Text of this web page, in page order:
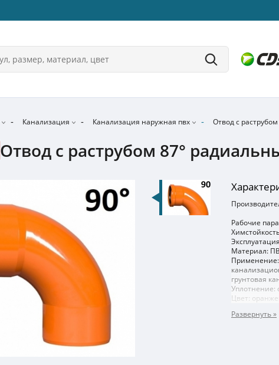
Канализация Канализация наружная пвх Отвод с
Отвод с раструбом 87°
Рабочие
Материал:
Применение:
грунтовая
Уплотнение:
Цвет: